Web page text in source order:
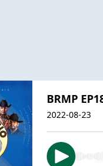
BRMP
2022-08-23